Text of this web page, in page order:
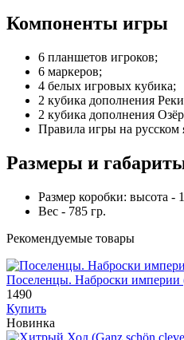
Компоненты игры
6 планшетов игроков;
6 маркеров;
4 белых игровых кубика;
2 кубика дополнения
2 кубика дополнения
Правила игры на русском
Размеры и
Размер коробки: высота
Вес - 785 гр.
Рекомендуемые товары
Поселенцы. Наброски империи
1490
Купить
Новинка